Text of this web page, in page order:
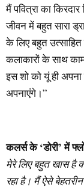
मैं पवित्रा का
जीवन में बहुत सारा
के लिए बहुत
कलाकारों के साथ
इस शो को यूं ही
अपनाएंगे।”
कलर्स के ‘डोरी’ में
मेरे लिए बहुत खास है
रहा है। मैं ऐसे